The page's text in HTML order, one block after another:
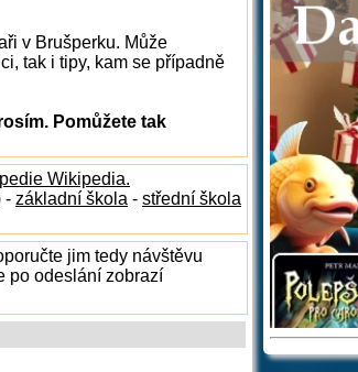
v Brušperku. Může
tak i tipy, kam se případně
Pomůžete tak
Wikipedia.
- základní škola - střední škola
jim tedy návštěvu
po odeslání zobrazí